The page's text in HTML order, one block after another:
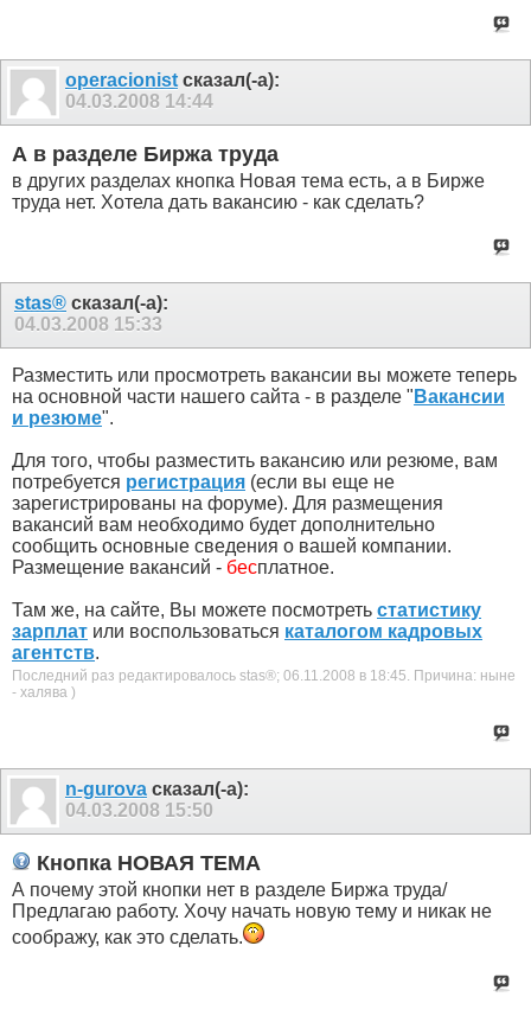
operacionist сказал(-а):
04.03.2008 14:44
А в разделе Биржа труда
в других разделах кнопка Новая тема есть, а в Бирже
труда нет. Хотела дать вакансию - как сделать?
stas® сказал(-а):
04.03.2008 15:33
Разместить или просмотреть вакансии вы можете теперь
на основной части нашего сайта - в разделе " Вакансии
и резюме".
Для того, чтобы разместить вакансию или резюме, вам
потребуется регистрация (если вы еще не
зарегистрированы на форуме). Для размещения
вакансий вам необходимо будет дополнительно
сообщить основные сведения о вашей компании.
Размещение вакансий - бесплатное.
Там же, на сайте, Вы можете посмотреть статистику
зарплат или воспользоваться каталогом кадровых
агентств.
Последний раз редактировалось stas®; 06.11.2008 в 18:45. Причина: ныне
- халява )
n-gurova сказал(-а):
04.03.2008 15:50
Кнопка НОВАЯ ТЕМА
А почему этой кнопки нет в разделе Биржа труда/
Предлагаю работу. Хочу начать новую тему и никак не
соображу, как это сделать.